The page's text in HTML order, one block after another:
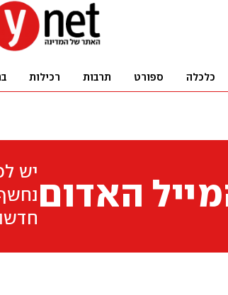
כלכלה ספורט תרבות רכילות
האדום
יש